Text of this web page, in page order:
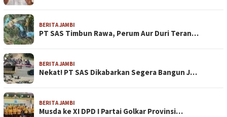
BERITA JAMBI
PT SAS Timbun Rawa, Perum Aur Duri Teran…
BERITA JAMBI
Nekat! PT SAS Dikabarkan Segera Bangun J…
BERITA JAMBI
Musda ke XI DPD I Partai Golkar Provinsi…